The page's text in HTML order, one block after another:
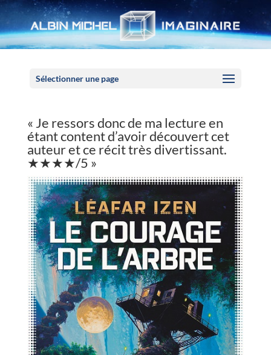
Sélectionner une page
« Je ressors donc de ma lecture en
étant content d’avoir découvert cet
auteur et ce récit très divertissant.
★★★★/5 »
Panneau de gestion des cookies